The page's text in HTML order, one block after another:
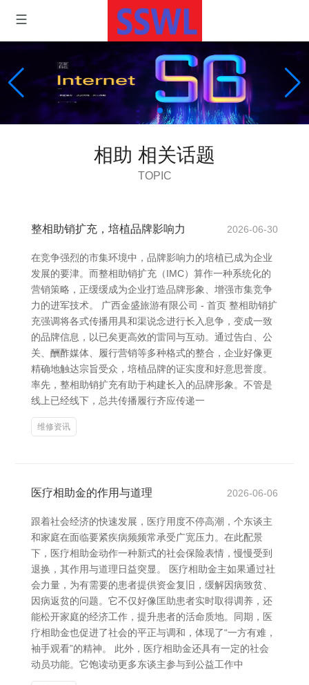
相助 相关话题
TOPIC
整相助销扩充，培植品牌影响力 2026-06-30
在竞争强烈的市集环境中，品牌影响力的培植已成为企业
发展的要津。而整相助销扩充（IMC）算作一种系统化的
营销策略，正缓缓成为企业打造品牌形象、增强市集竞争
力的进军技术。 广西金盛旅游有限公司 - 首页 整相助销扩
充强调将各式传播用具和渠说念进行长入息争，变成一致
的品牌信息，以已矣更高效的雷同与互动。通过告白、公
关、酬酢媒体、履行营销等多种格式的整合，企业好像更
精确地触达宗旨受众，培植品牌的证实度和好意思誉度。
率先，整相助销扩充有助于构建长入的品牌形象。不管是
线上已经线下，总共传播履行齐应传递一
维修资讯
医疗相助金的作用与道理 2026-06-06
跟着社会经济的快速发展，医疗用度不停高潮，个东谈主
和家庭在面临要紧疾病频频常承受广宽压力。在此配景
下，医疗相助金动作一种新式的社会保险表情，慢慢受到
退换，其作用与道理日益突显。 医疗相助金主如果通过社
会力量，为有需要的患者提供资金复旧，缓解因病致贫、
因病返贫的问题。它不仅好像匡助患者实时取得调养，还
能松开家庭的经济工作，提升患者的活命质地。同期，医
疗相助金也促进了社会的平正与调和，体现了“一方有难，
袖手观看”的精神。 此外，医疗相助金还具有一定的社会
动员功能。它饱读动更多东谈主参与到公益工作中